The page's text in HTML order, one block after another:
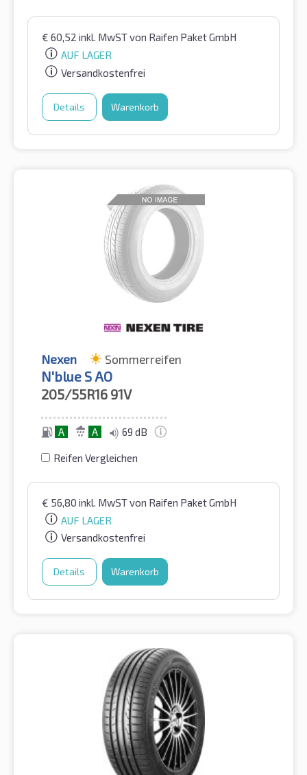
€ 60,52 inkl. MwSTvon Raifen Paket GmbH
AUF LAGER
Versandkostenfrei
Details Warenkorb
Nexen Sommerreifen
N'blue S AO
205/55R16 91V
A A 69 dB
Reifen Vergleichen
€ 56,80 inkl. MwSTvon Raifen Paket GmbH
AUF LAGER
Versandkostenfrei
Details Warenkorb